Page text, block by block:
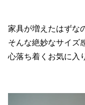
家具が増えたはずな
そんな絶妙なサイズ
心落ち着くお気に入